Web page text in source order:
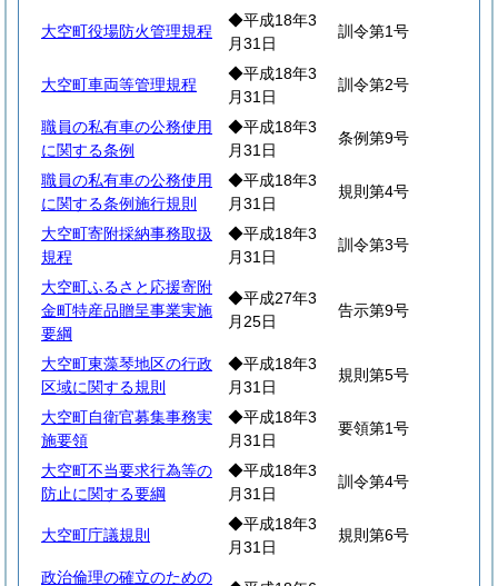
大空町役場防火管理規程
◆平成18年3
月31日
訓令第1号
大空町車両等管理規程
◆平成18年3
月31日
訓令第2号
職員の私有車の公務使用
に関する条例
◆平成18年3
月31日
条例第9号
職員の私有車の公務使用
に関する条例施行規則
◆平成18年3
月31日
規則第4号
大空町寄附採納事務取扱
規程
◆平成18年3
月31日
訓令第3号
大空町ふるさと応援寄附
金町特産品贈呈事業実施
要綱
◆平成27年3
月25日
告示第9号
大空町東藻琴地区の行政
区域に関する規則
◆平成18年3
月31日
規則第5号
大空町自衛官募集事務実
施要領
◆平成18年3
月31日
要領第1号
大空町不当要求行為等の
防止に関する要綱
◆平成18年3
月31日
訓令第4号
大空町庁議規則
◆平成18年3
月31日
規則第6号
政治倫理の確立のための